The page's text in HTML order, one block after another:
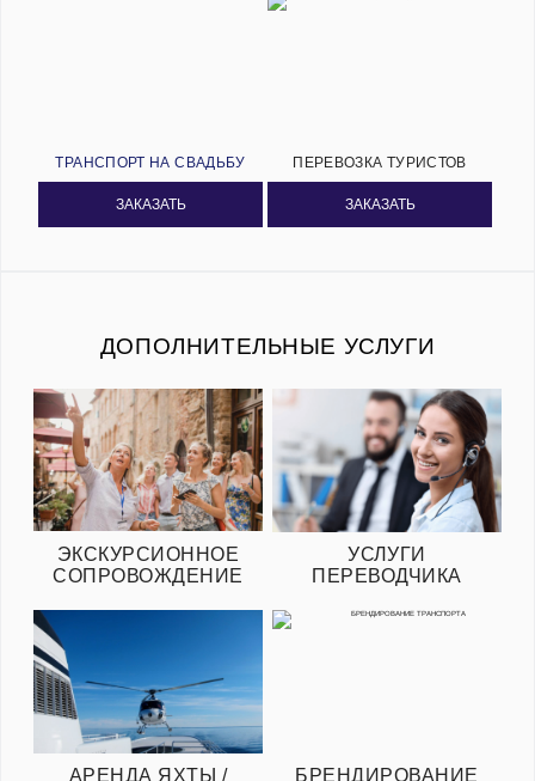
ТРАНСПОРТ НА СВАДЬБУ
ЗАКАЗАТЬ
ПЕРЕВОЗКА ТУРИСТОВ
ЗАКАЗАТЬ
ДОПОЛНИТЕЛЬНЫЕ УСЛУГИ
ЭКСКУРСИОННОЕ
СОПРОВОЖДЕНИЕ
УСЛУГИ
ПЕРЕВОДЧИКА
АРЕНДА ЯХТЫ /
БРЕНДИРОВАНИЕ